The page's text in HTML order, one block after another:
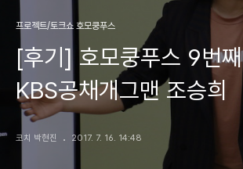
프로젝트/토크쇼 호모쿵푸스
[후기] 호모쿵푸스 9번째
KBS공채개그맨 조승희
코치 박현진 2017. 7. 16. 14:48